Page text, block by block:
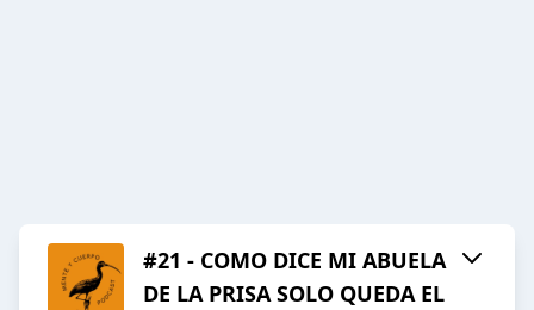
#21 - COMO DICE MI ABUELA
DE LA PRISA SOLO QUEDA EL